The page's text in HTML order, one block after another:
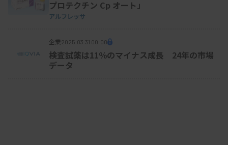
プロテクチン Cp オート」
アルフレッサ
企業2025.03.31 00:00
検査試薬は11％のマイナス成長 24年の市場
データ